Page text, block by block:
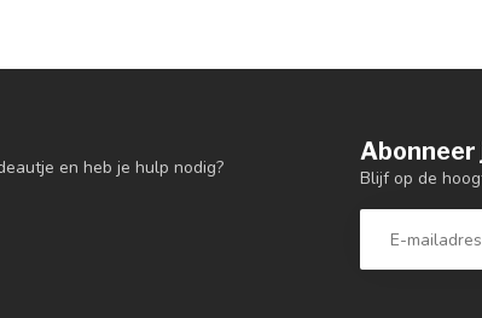
en heb je hulp nodig?
Abonneer
Blijf op de